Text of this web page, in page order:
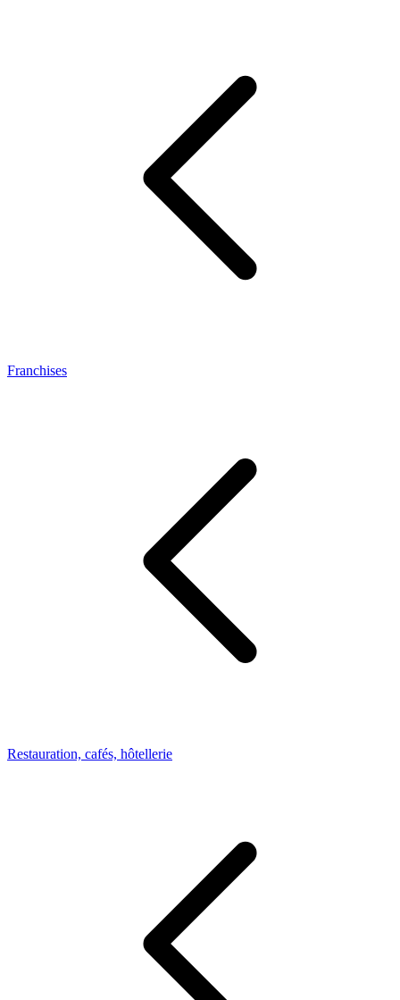
Franchises
Restauration, cafés, hôtellerie